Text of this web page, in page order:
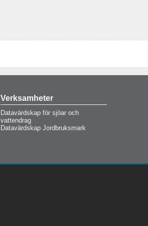
Verksamheter
Datavärdskap för sjöar och
vattendrag
Datavärdskap Jordbruksmark